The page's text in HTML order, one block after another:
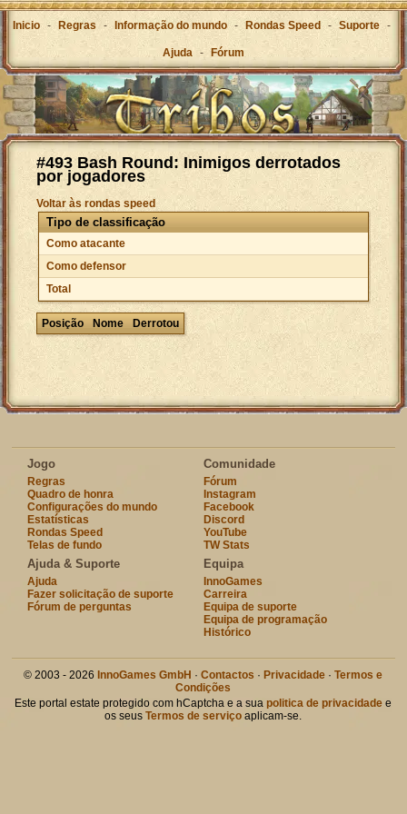
Inicio - Regras - Informação do mundo - Rondas Speed - Suporte -
Ajuda - Fórum
#493 Bash Round: Inimigos derrotados
por jogadores
Voltar às rondas speed
Tipo de classificação
Como atacante
Como defensor
Total
Posição Nome Derrotou
Jogo
Regras
Quadro de honra
Configurações do mundo
Estatísticas
Rondas Speed
Telas de fundo
Comunidade
Fórum
Instagram
Facebook
Discord
YouTube
TW Stats
Ajuda & Suporte
Ajuda
Fazer solicitação de suporte
Fórum de perguntas
Equipa
InnoGames
Carreira
Equipa de suporte
Equipa de programação
Histórico
© 2003 - 2026 InnoGames GmbH ·Contactos · Privacidade ·Termos e
Condições
Este portal estate protegido com hCaptcha e a suapolitica de privacidade e
os seusTermos de serviço aplicam-se.